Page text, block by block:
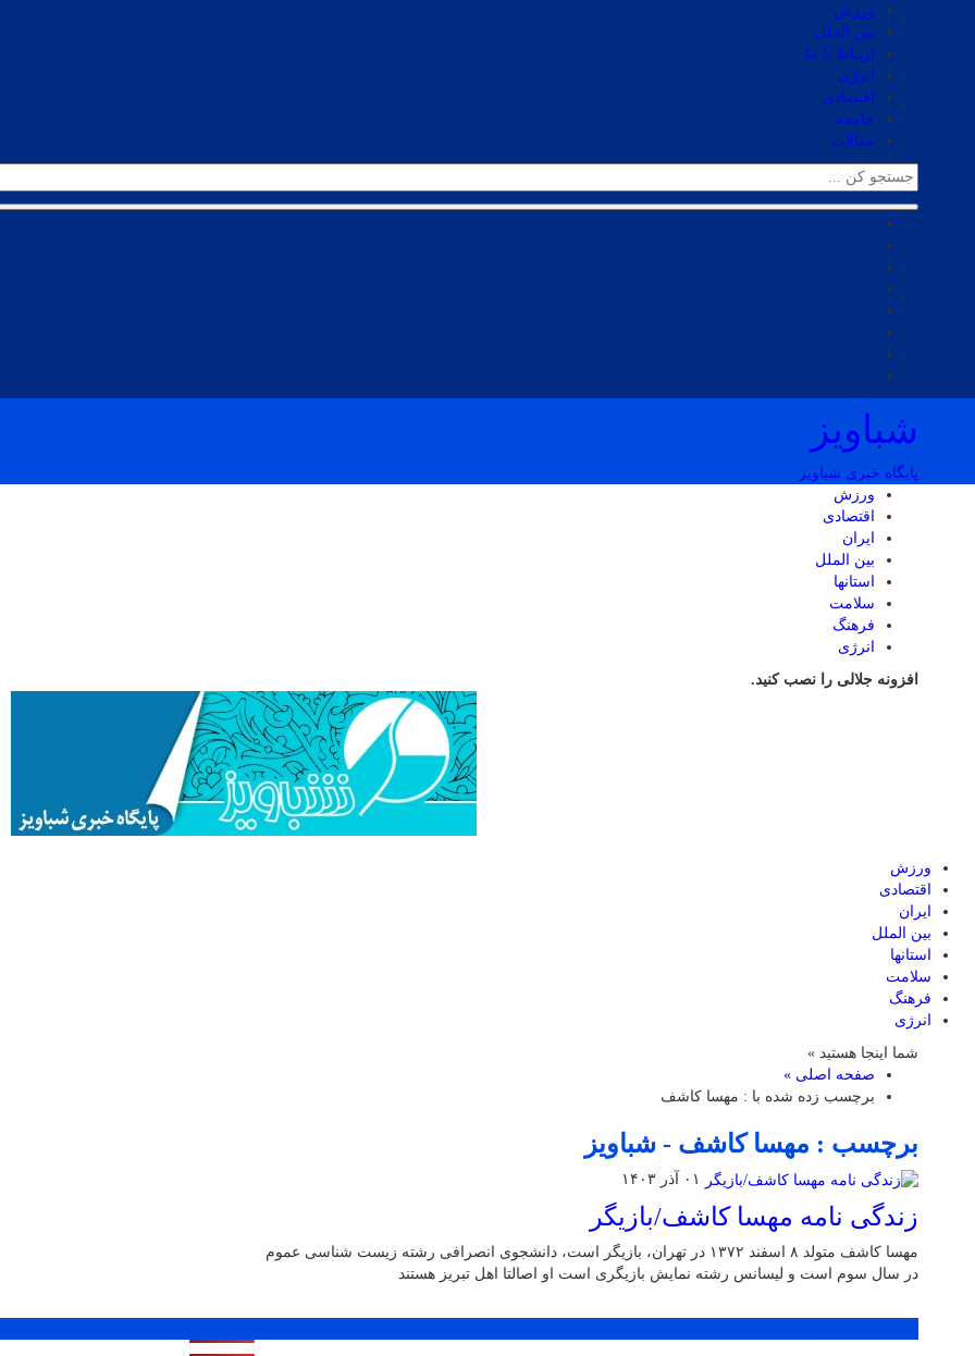
ورزش
بین الملل
ارتباط با ما
انرژی
اقتصادی
جامعه
مقالات
شباویز
پایگاه خبری شباویز
ورزش
اقتصادی
ایران
بین الملل
استانها
سلامت
فرهنگ
انرژی
افزونه جلالی را نصب کنید.
ورزش
اقتصادی
ایران
بین الملل
استانها
سلامت
فرهنگ
انرژی
شما اینجا هستید »
صفحه اصلی »
برچسب زده شده با : مهسا کاشف
برچسب : مهسا کاشف - شباویز
۰۱ آذر ۱۴۰۳
زندگی نامه مهسا کاشف/بازیگر
مهسا کاشف متولد ۸ اسفند ۱۳۷۲ در تهران، بازیگر است، دانشجوی انصرافی رشته زیست شناسی عموم
در سال سوم است و لیسانس رشته نمایش بازیگری است او اصالتا اهل تبریز هستند